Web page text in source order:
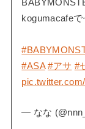
kogumacafe
#ASA #アサ #
— なな